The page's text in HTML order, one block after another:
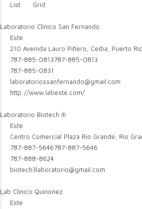
List
Grid
Laboratorio Clinico San Fernando
Este
210 Avenida Lauro Piñero, Ceiba, Puerto
787-885-0813787-885-0813
787-885-0831
laboratoriossanfernando@gmail.com
http://www.labeste.com/
Laboratorio Biotech III
Este
Centro Comercial Plaza Rio Grande, Rio
787-887-5646787-887-5646
787-888-8624
biotech3laboratorio@gmail.com
Lab Clinico Quinonez
Este